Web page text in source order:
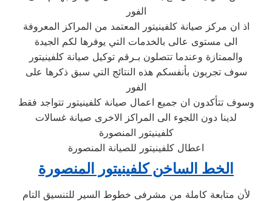
الفور
اذ ان مركز صيانة كلفينيتور المعتمد من المراكز المعروفة
الى مستوى عالى بالخدمات التي يوفرها لكم الجيدة
والممتازة وعندما تتصلون بـرقم توكيل صيانة كلفينيتور
سوف تجربون بأنفسكم هذه النتائج التي سبق ذكرها على
الفور
وسوف تتأكدون ان جميع اعمال صيانة كلفينيتور تتواجد فقط
لدينا دون اللجوء الى المراكز الاخرى صيانة غسالات
كلفينيتور المنصورة
اعطال كلفينيتور للصيانة المنصورة
الخط الساخن كلفينيتور المنصورة
لأن متابعة كاملة من مشرفى خطوط السير للتنسيق التام